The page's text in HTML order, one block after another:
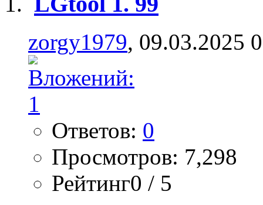
zorgy1979, 09.03.2025
Ответов: 0
Просмотров: 7,298
Рейтинг0 / 5